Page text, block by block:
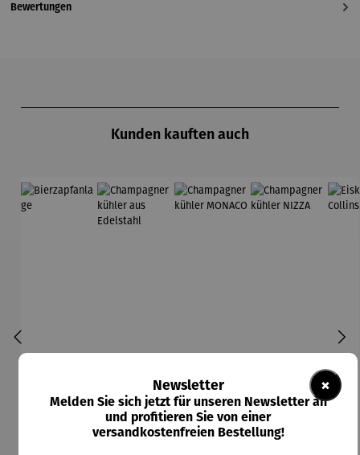
Bewertungen
Kunden kauften auch
×
Newsletter
Melden Sie sich jetzt für unseren Newsletter an
und profitieren Sie von einer
versandkostenfreien Bestellung!